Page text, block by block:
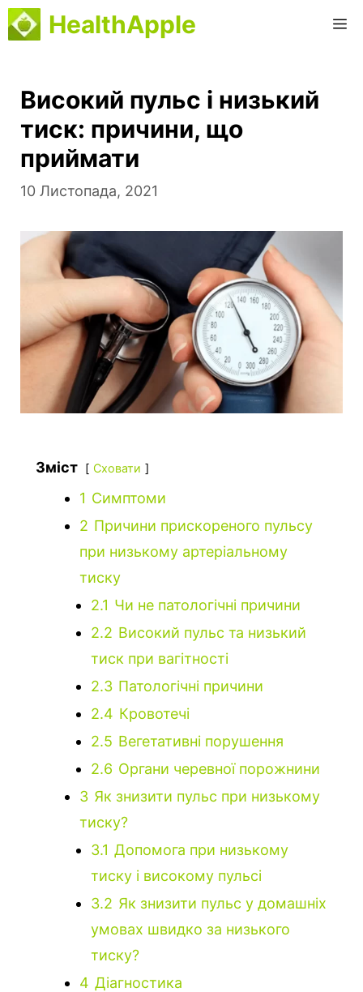
Перейти
до
HealthApple
Високий пульс і низький
тиск: причини, що
приймати
10 Листопада, 2021
Зміст Сховати
1 Симптоми
2 Причини прискореного пульсу
при низькому артеріальному
тиску
2.1 Чи не патологічні причини
2.2 Високий пульс та низький
тиск при вагітності
2.3 Патологічні причини
2.4 Кровотечі
2.5 Вегетативні порушення
2.6 Органи черевної порожнини
3 Як знизити пульс при низькому
тиску?
3.1 Допомога при низькому
тиску і високому пульсі
3.2 Як знизити пульс у домашніх
умовах швидко за низького
тиску?
4 Діагностика